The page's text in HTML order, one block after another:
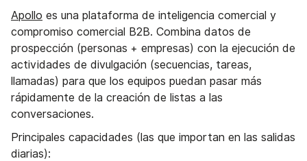
Apollo es una plataforma de inteligencia comercial y
compromiso comercial B2B. Combina datos de
prospección (personas + empresas) con la ejecución de
actividades de divulgación (secuencias, tareas,
llamadas) para que los equipos puedan pasar más
rápidamente de la creación de listas a las
conversaciones.
Principales capacidades (las que importan en las salidas
diarias):